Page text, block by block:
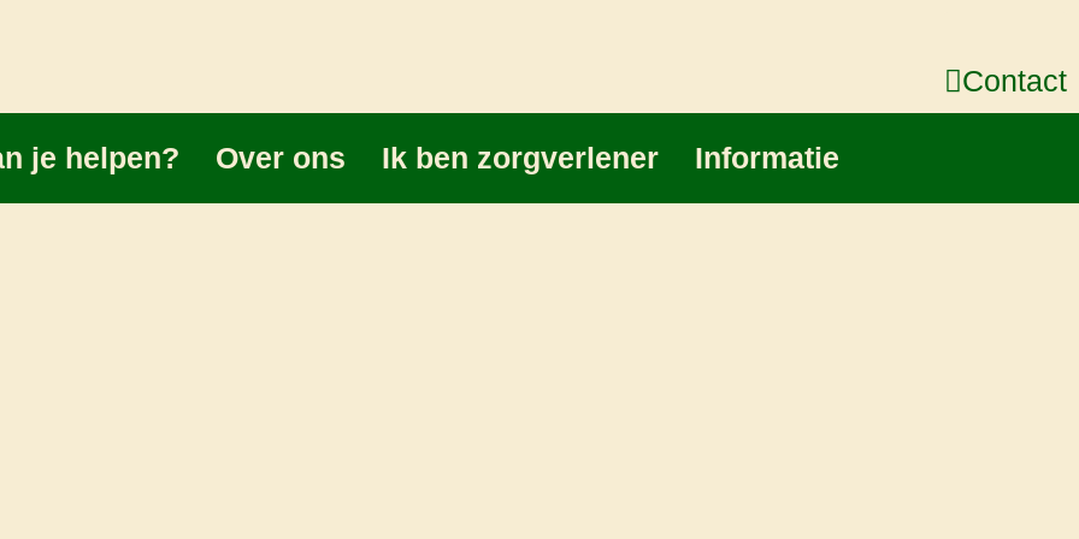
Contact
je helpen? Over ons Ik ben zorgverlener Informatie